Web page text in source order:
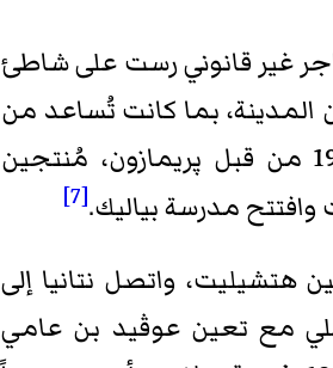
ذلك الحين، استمرت بالنمو في 1934, عندما سفينة الناقلة ل360 مهاجر غير قانوني رست على شاطئ
من المدينة، بما كانت تُساعد من
حين كانت تزدهر المدينة بالزراعة، شهدت افتتح أول مصنع في 1934 من قبل پريمازون، مُنتجين
مدرسة بياليك.[7]
حي عين هتشيليت، واتصل نتانيا إلى
مع تعينعوڤيد بن عامي